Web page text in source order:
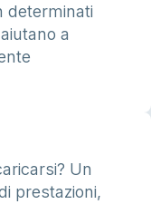
determinati
a
Un
prestazioni,